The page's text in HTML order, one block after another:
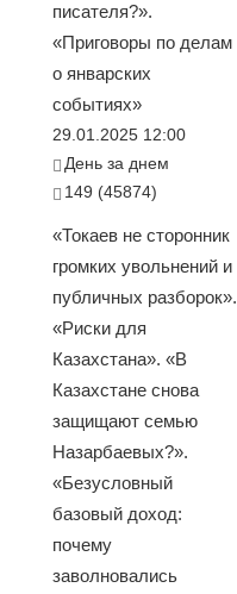
писателя?».
«Приговоры по делам
о январских
событиях»
29.01.2025 12:00
День за днем
149 (45874)
«Токаев не сторонник
громких увольнений и
публичных разборок».
«Риски для
Казахстана». «В
Казахстане снова
защищают семью
Назарбаевых?».
«Безусловный
базовый доход:
почему
заволновались